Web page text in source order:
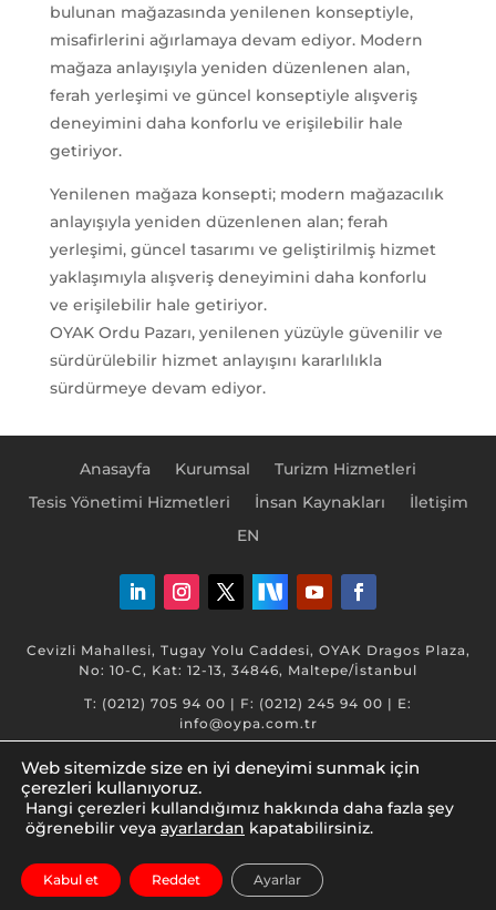
bulunan mağazasında yenilenen konseptiyle,
misafirlerini ağırlamaya devam ediyor. Modern
mağaza anlayışıyla yeniden düzenlenen alan,
ferah yerleşimi ve güncel konseptiyle alışveriş
deneyimini daha konforlu ve erişilebilir hale
getiriyor.
Yenilenen mağaza konsepti; modern mağazacılık
anlayışıyla yeniden düzenlenen alan; ferah
yerleşimi, güncel tasarımı ve geliştirilmiş hizmet
yaklaşımıyla alışveriş deneyimini daha konforlu
ve erişilebilir hale getiriyor.
OYAK Ordu Pazarı, yenilenen yüzüyle güvenilir ve
sürdürülebilir hizmet anlayışını kararlılıkla
sürdürmeye devam ediyor.
Anasayfa Kurumsal
Turizm Hizmetleri
Tesis Yönetimi Hizmetleri
İnsan Kaynakları
İletişim
EN
Cevizli Mahallesi, Tugay Yolu Caddesi, OYAK Dragos Plaza,
No: 10-C, Kat: 12-13, 34846, Maltepe/İstanbul
T: (0212) 705 94 00 | F: (0212) 245 94 00 | E:
info@oypa.com.tr
www.oyak.com.tr © 2026 OYAK. Tüm hakları saklıdır.
Bilgi Toplumu Hizmetleri|KVKK – Yasal Metinler
Web sitemizde size en iyi deneyimi sunmak için
çerezleri kullanıyoruz.
Hangi çerezleri kullandığımız hakkında daha fazla şey
öğrenebilir veya ayarlardan kapatabilirsiniz.
Kabul et Reddet Ayarlar